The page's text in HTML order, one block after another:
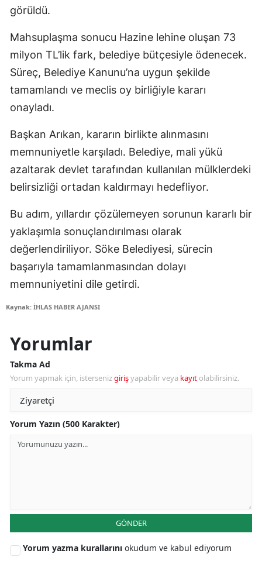
görüldü.
Mahsuplaşma sonucu Hazine lehine oluşan 73
milyon TL’lik fark, belediye bütçesiyle ödenecek.
Süreç, Belediye Kanunu’na uygun şekilde
tamamlandı ve meclis oy birliğiyle kararı
onayladı.
Başkan Arıkan, kararın birlikte alınmasını
memnuniyetle karşıladı. Belediye, mali yükü
azaltarak devlet tarafından kullanılan mülklerdeki
belirsizliği ortadan kaldırmayı hedefliyor.
Bu adım, yıllardır çözülemeyen sorunun kararlı bir
yaklaşımla sonuçlandırılması olarak
değerlendiriliyor. Söke Belediyesi, sürecin
başarıyla tamamlanmasından dolayı
memnuniyetini dile getirdi.
Kaynak: İHLAS HABER AJANSI
Yorumlar
Takma Ad
Yorum yapmak için, istersenizgirişyapabilir veya kayıt olabilirsiniz.
Yorum Yazın (500 Karakter)
GÖNDER
Yorum yazma kurallarını okudum ve kabul ediyorum